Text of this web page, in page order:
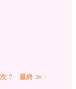
次 ? 最終 ≫